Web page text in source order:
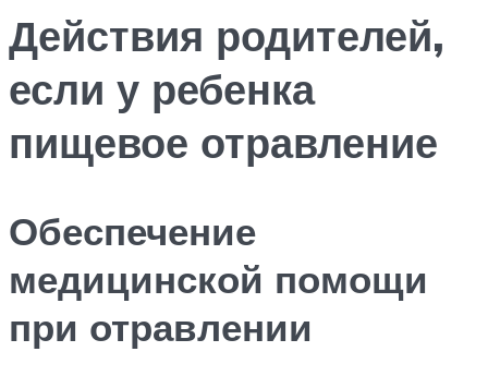
Действия родителей,
если у ребенка
пищевое отравление
Обеспечение
медицинской помощи
при отравлении